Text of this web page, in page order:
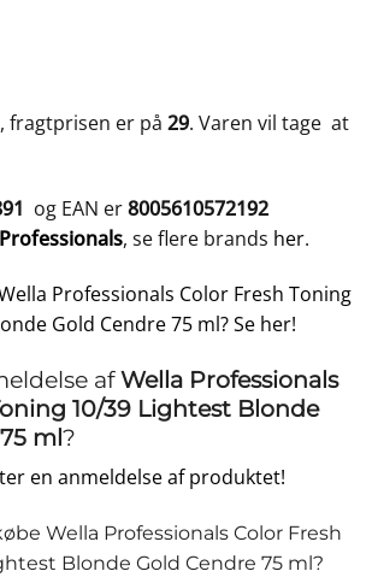
fragtprisen er på 29. Varen vil tage at
og EAN er8005610572192
, se flere brands her.
Professionals Color Fresh Toning
Gold Cendre 75 ml? Se her!
afWella Professionals
10/39 Lightest Blonde
ml?
en anmeldelse af produktet!
Wella Professionals Color Fresh
Blonde Gold Cendre 75 ml?